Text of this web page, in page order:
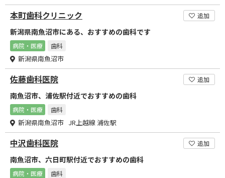
本町歯科クリニック 追加
新潟県南魚沼市にある、おすすめの歯科です
病院・医療 歯科
新潟県南魚沼市
佐藤歯科医院 追加
南魚沼市、浦佐駅付近でおすすめの歯科
病院・医療 歯科
新潟県南魚沼市 JR上越線 浦佐駅
中沢歯科医院 追加
南魚沼市、六日町駅付近でおすすめの歯科
病院・医療 歯科